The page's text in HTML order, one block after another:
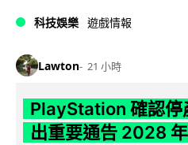
科技娛樂 遊戲情報
Lawton 21 小時
PlayStation 確認停
出重要通告 2028